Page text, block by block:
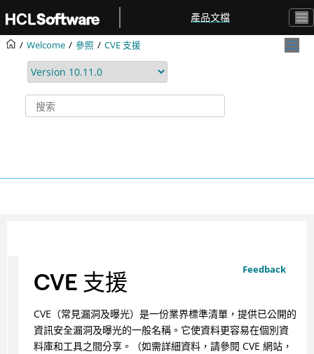
產品文檔
Welcome 參照 CVE 支援
Feedback
CVE 支援
CVE（常見漏洞及曝光）是一份業界標準清單，提供已公開的
資訊安全漏洞及曝光的一般名稱。它使資料更容易在個別資
料庫和工具之間分享。（如需詳細資料，請參閱 CVE 網站，